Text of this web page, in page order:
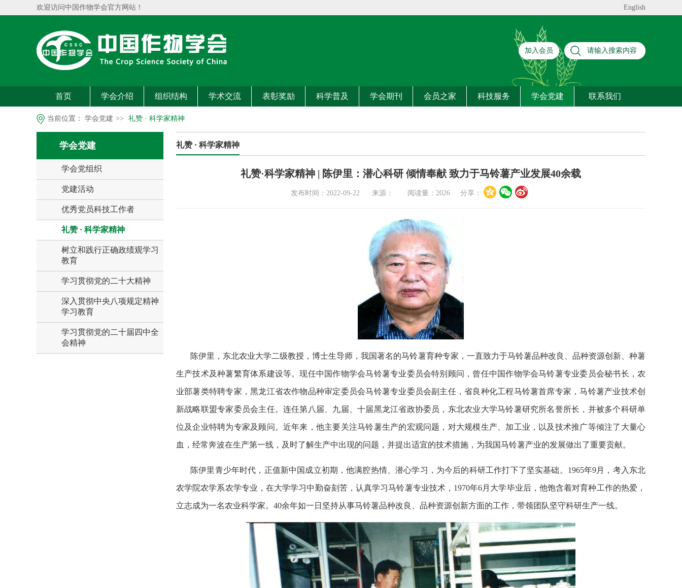
欢迎访问中国作物学会官方网站！ English
加入会员
首页 学会介绍 组织结构 学术交流 表彰奖励 科学普及 学会期刊 会员之家 科技服务 学会党建 联系我们
当前位置： 学会党建 >> 礼赞 · 科学家精神
学会党建
学会党组织
党建活动
优秀党员科技工作者
礼赞 · 科学家精神
树立和践行正确政绩观学习
教育
学习贯彻党的二十大精神
深入贯彻中央八项规定精神
学习教育
学习贯彻党的二十届四中全
会精神
礼赞 · 科学家精神
礼赞·科学家精神 | 陈伊里：潜心科研 倾情奉献 致力于马铃薯产业发展40余载
发布时间：2022-09-22 来源： 阅读量： 2026 分享：
陈伊里，东北农业大学二级教授，博士生导师，我国著名的马铃薯育种专家，一直致力于马铃薯品种改良、品种资源创新、种薯
生产技术及种薯繁育体系建设等。现任中国作物学会马铃薯专业委员会特别顾问，曾任中国作物学会马铃薯专业委员会秘书长，农
业部薯类特聘专家，黑龙江省农作物品种审定委员会马铃薯专业委员会副主任，省良种化工程马铃薯首席专家，马铃薯产业技术创
新战略联盟专家委员会主任。连任第八届、九届、十届黑龙江省政协委员，东北农业大学马铃薯研究所名誉所长，并被多个科研单
位及企业特聘为专家及顾问。近年来，他主要关注马铃薯生产的宏观问题，对大规模生产、加工业，以及技术推广等倾注了大量心
血，经常奔波在生产第一线，及时了解生产中出现的问题，并提出适宜的技术措施，为我国马铃薯产业的发展做出了重要贡献。
陈伊里青少年时代，正值新中国成立初期，他满腔热情、潜心学习，为今后的科研工作打下了坚实基础。1965年9月，考入东北
农学院农学系农学专业，在大学学习中勤奋刻苦，认真学习马铃薯专业技术，1970年6月大学毕业后，他饱含着对育种工作的热爱，
立志成为一名农业科学家。40余年如一日坚持从事马铃薯品种改良、品种资源创新方面的工作，带领团队坚守科研生产一线。